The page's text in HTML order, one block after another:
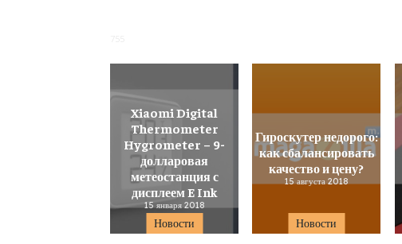
Новости
Xiaomi Digital
Thermometer
Hygrometer – 9-
долларовая
метеостанция с
дисплеем E Ink
15 января 2018
Новости
Гироскутер недорого:
как сбалансировать
качество и цену?
15 августа 2018